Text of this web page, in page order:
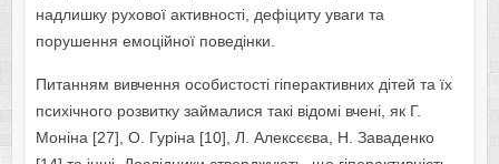
надлишку рухової активності, дефіциту уваги та
порушення емоційної поведінки.
Питанням вивчення особистості гіперактивних дітей та їх
психічного розвитку займалися такі відомі вчені, як Г.
Моніна [27], О. Гуріна [10], Л. Алексєєва, Н. Заваденко